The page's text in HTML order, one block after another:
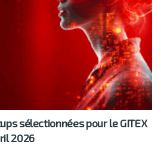
sélectionnées pour le GITEX
2026